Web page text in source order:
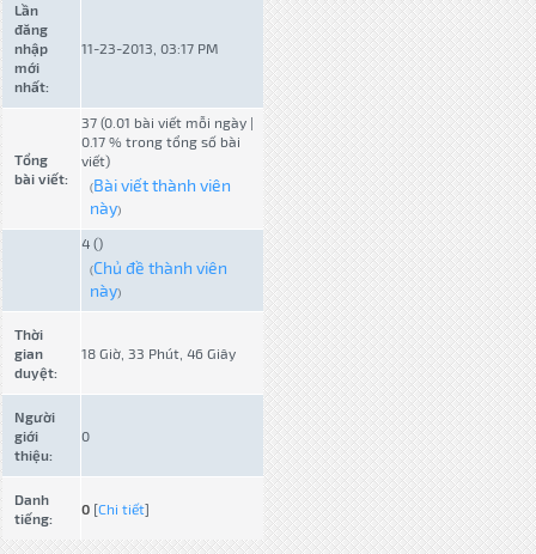
Lần
đăng
nhập
mới
nhất:
11-23-2013, 03:17 PM
Tổng
bài viết:
37 (0.01 bài viết mỗi ngày |
0.17 % trong tổng số bài
viết)
(Bài viết thành viên
này)
4 ()
(Chủ đề thành viên
này)
Thời
gian
duyệt:
18 Giờ, 33 Phút, 46 Giây
Người
giới
thiệu:
0
Danh
tiếng:
0 [Chi tiết]